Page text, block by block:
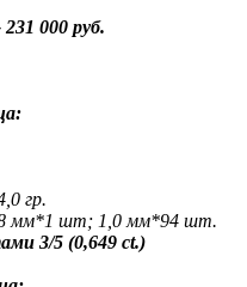
000 руб.
гр.
мм*1 шт; 1,0 мм*94 шт.
3/5 (0,649 ct.)